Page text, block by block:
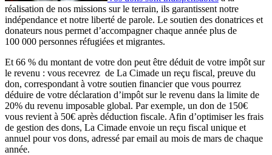
réalisation de nos missions sur le terrain, ils garantissent notre
indépendance et notre liberté de parole. Le soutien des donatrices et
donateurs nous permet d’accompagner chaque année plus de
100 000 personnes réfugiées et migrantes.
Et 66 % du montant de votre don peut être déduit de votre impôt sur
le revenu : vous recevrez de La Cimade un reçu fiscal, preuve du
don, correspondant à votre soutien financier que vous pourrez
déduire de votre déclaration d’impôt sur le revenu dans la limite de
20% du revenu imposable global. Par exemple, un don de 150€
vous revient à 50€ après déduction fiscale. Afin d’optimiser les frais
de gestion des dons, La Cimade envoie un reçu fiscal unique et
annuel pour vos dons, adressé par email au mois de mars de chaque
année.